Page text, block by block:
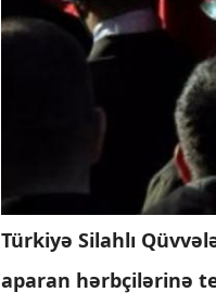
Türkiyə Silahlı
aparan hərbçilərinə